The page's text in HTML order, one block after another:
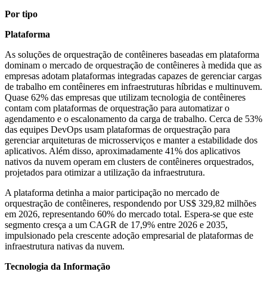
Por tipo
Plataforma
As soluções de orquestração de contêineres baseadas em plataforma
dominam o mercado de orquestração de contêineres à medida que as
empresas adotam plataformas integradas capazes de gerenciar cargas
de trabalho em contêineres em infraestruturas híbridas e multinuvem.
Quase 62% das empresas que utilizam tecnologia de contêineres
contam com plataformas de orquestração para automatizar o
agendamento e o escalonamento da carga de trabalho. Cerca de 53%
das equipes DevOps usam plataformas de orquestração para
gerenciar arquiteturas de microsserviços e manter a estabilidade dos
aplicativos. Além disso, aproximadamente 41% dos aplicativos
nativos da nuvem operam em clusters de contêineres orquestrados,
projetados para otimizar a utilização da infraestrutura.
A plataforma detinha a maior participação no mercado de
orquestração de contêineres, respondendo por US$ 329,82 milhões
em 2026, representando 60% do mercado total. Espera-se que este
segmento cresça a um CAGR de 17,9% entre 2026 e 2035,
impulsionado pela crescente adoção empresarial de plataformas de
infraestrutura nativas da nuvem.
Tecnologia da Informação